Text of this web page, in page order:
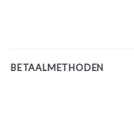
BETAALMETHODEN